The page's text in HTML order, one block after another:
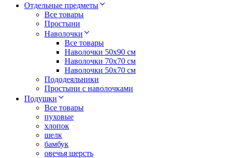
Отдельные предметы
Все товары
Простыни
Наволочки
Все товары
Наволочки 50x90 см
Наволочки 70x70 cм
Наволочки 50х70 см
Пододеяльники
Простыни с наволочками
Подушки
Все товары
пуховые
хлопок
шелк
бамбук
овечья шерсть